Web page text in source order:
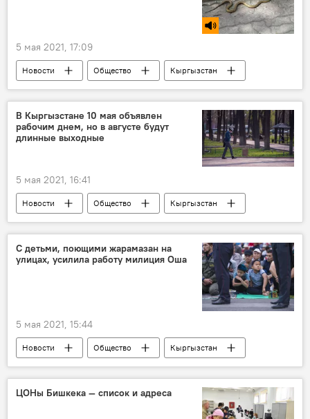
5 мая 2021, 17:09
Новости Общество
Кыргызстан
Бишкек
Белый дом
Змея
Фотофакты
В Кыргызстане 10 мая объявлен
рабочим днем, но в августе будут
длинные выходные
5 мая 2021, 16:41
Новости Общество
Кыргызстан
май
выходные
календарь
работа
Бишкек
С детьми, поющими жарамазан на
улицах, усилила работу милиция Оша
5 мая 2021, 15:44
Новости Общество
Кыргызстан
Орозо-2021 в Кыргызстане
Ош
жарамазан
пение
дети
ЦОНы Бишкека — список и адреса